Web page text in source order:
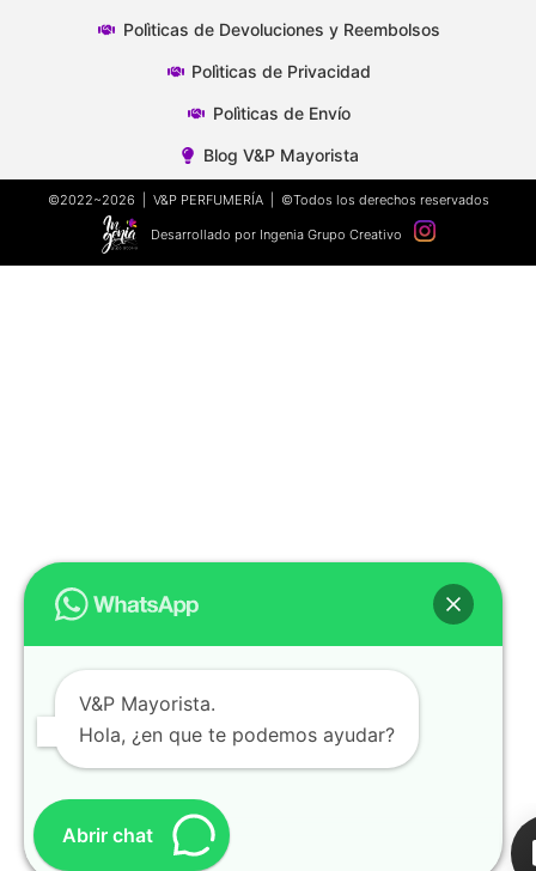
Polìticas de Devoluciones y Reembolsos
Polìticas de Privacidad
Polìticas de Envío
Blog V&P Mayorista
©2022~2026 | V&P PERFUMERÍA | ©Todos los derechos reservados
Desarrollado por Ingenia Grupo Creativo
V&P Mayorista.
Hola, ¿en que te podemos ayudar?
Abrir chat